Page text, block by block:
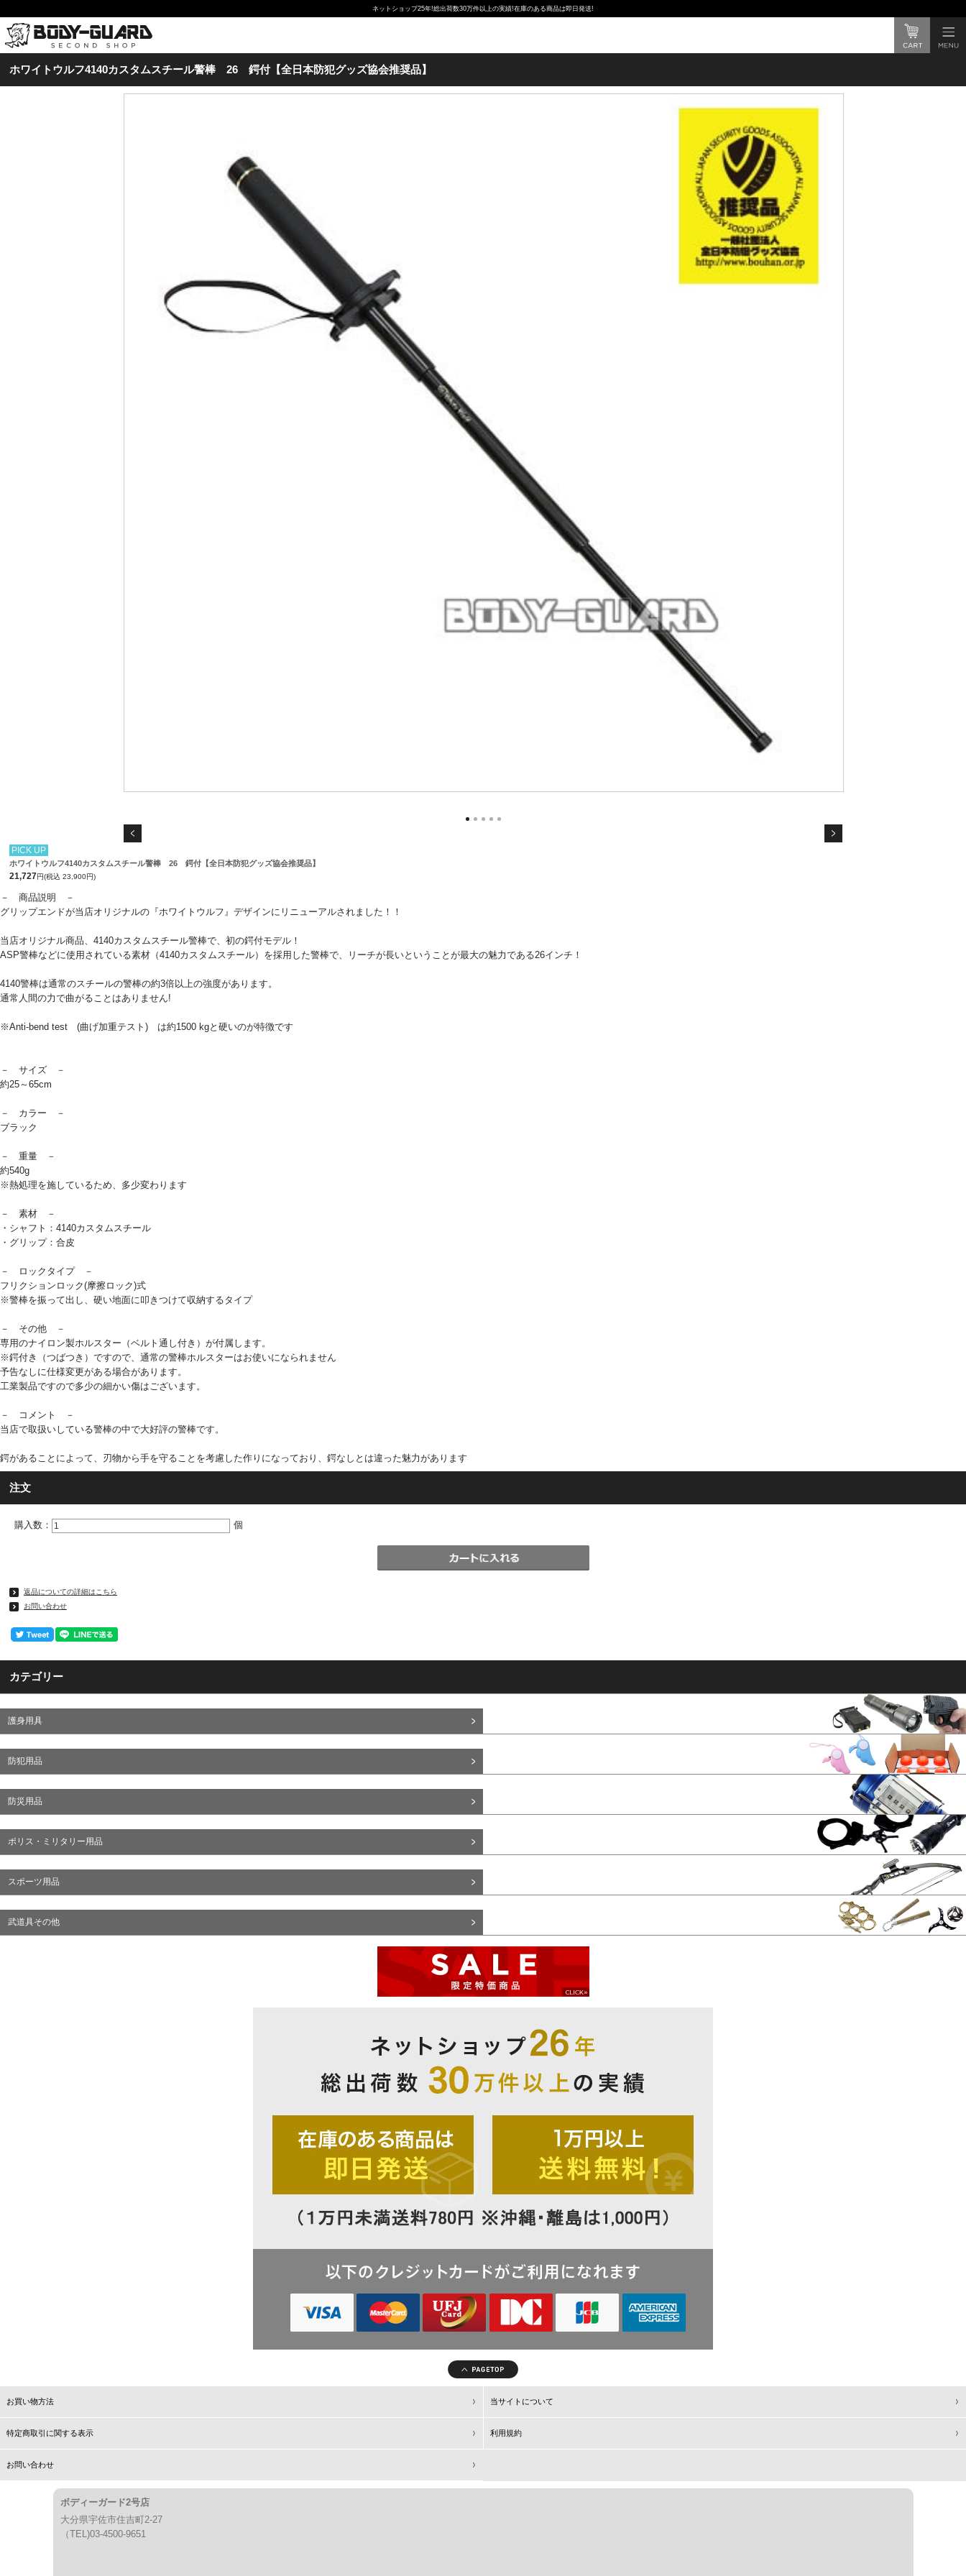
ネットショップ25年!総出荷数30万件以上の実績!在庫のある商品は即日発送!
ホワイトウルフ4140カスタムスチール警棒 26 鍔付【全日本防犯グッズ協会推奨品】
PICK UP
ホワイトウルフ4140カスタムスチール警棒 26 鍔付【全日本防犯グッズ協会推奨品】
21,727円(税込 23,900円)
－ 商品説明 －
グリップエンドが当店オリジナルの『ホワイトウルフ』デザインにリニューアルされました！！
当店オリジナル商品、4140カスタムスチール警棒で、初の鍔付モデル！
ASP警棒などに使用されている素材（4140カスタムスチール）を採用した警棒で、リーチが長いということが最大の魅力である26インチ！
4140警棒は通常のスチールの警棒の約3倍以上の強度があります。
通常人間の力で曲がることはありません!
※Anti-bend test (曲げ加重テスト) は約1500 kgと硬いのが特徴です
－ サイズ －
約25～65cm
－ カラー －
ブラック
－ 重量 －
約540g
※熱処理を施しているため、多少変わります
－ 素材 －
・シャフト：4140カスタムスチール
・グリップ：合皮
－ ロックタイプ －
フリクションロック(摩擦ロック)式
※警棒を振って出し、硬い地面に叩きつけて収納するタイプ
－ その他 －
専用のナイロン製ホルスター（ベルト通し付き）が付属します。
※鍔付き（つばつき）ですので、通常の警棒ホルスターはお使いになられません
予告なしに仕様変更がある場合があります。
工業製品ですので多少の細かい傷はございます。
－ コメント －
当店で取扱いしている警棒の中で大好評の警棒です。
鍔があることによって、刃物から手を守ることを考慮した作りになっており、鍔なしとは違った魅力があります
注文
購入数： 個
返品についての詳細はこちら
お問い合わせ
カテゴリー
護身用具
防犯用品
防災用品
ポリス・ミリタリー用品
スポーツ用品
武道具その他
お買い物方法 当サイトについて
特定商取引に関する表示 利用規約
お問い合わせ
ボディーガード2号店
大分県宇佐市住吉町2-27
（TEL)03-4500-9651